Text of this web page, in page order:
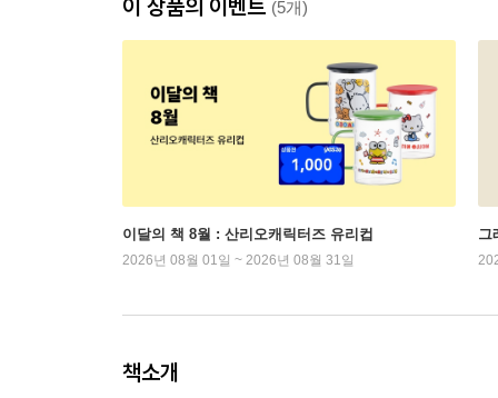
이 상품의 이벤트 (5개)
이달의 책 8월 : 산리오캐릭터즈 유리컵
2026년 08월 01일 ~ 2026년 08월 31일
그
책소개